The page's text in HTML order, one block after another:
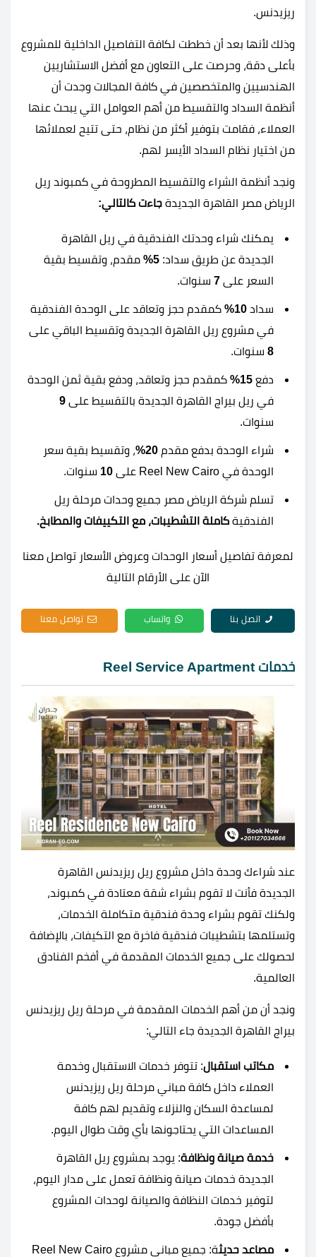
ريزيدنس.
وذلك لأنها بعد أن خططت لكافة التفاصيل الداخلية للمشروع
بأعلى دقة، وحرصت على التعاون مع أفضل الاستشاريين
الهندسيين والمتخصصين في كافة المجالات وجدت أن
أنظمة السداد والتقسيط من أهم العوامل التي يبحث عنها
العملاء، فقامت بتوفير أكثر من نظام، حتى تتيح لعملائها
من اختيار نظام السداد الأيسر لهم.
ونجد أنظمة الشراء والتقسيط المطروحة في كمبوند ريل
الرياض مصر القاهرة الجديدة جاءت كالتالي:
يمكنك شراء وحدتك الفندقية في ريل القاهرة
الجديدة عن طريق سداد: 5%
مقدم، وتقسيط بقية
السعر على 7 سنوات.
سداد 10%
كمقدم حجز وتعاقد على الوحدة الفندقية
في مشروع ريل القاهرة الجديدة وتقسيط الباقي على
8 سنوات.
دفع 15%
كمقدم حجز وتعاقد، ودفع بقية ثمن الوحدة
في ريل بيراج القاهرة الجديدة بالتقسيط على 9
سنوات.
شراء الوحدة بدفع مقدم 20%
، وتقسيط بقية سعر
الوحدة في Reel New Cairo على
10 سنوات.
تسلم شركة الرياض مصر جميع وحدات مرحلة ريل
الفندقية كاملة التشطيبات، مع التكييفات والمطابخ.
لمعرفة تفاصيل أسعار الوحدات وعروض الأسعار تواصل معنا
الآن على الأرقام التالية
اتصل بنا واتساب تواصل معنا
خدمات Reel Service Apartment
عند شراءك وحدة داخل مشروع ريل ريزيدنس القاهرة
الجديدة فأنت لا تقوم بشراء شقة معتادة في كمبوند،
ولكنك تقوم بشراء وحدة فندقية متكاملة الخدمات،
وتستلمها بتشطيبات فندقية فاخرة مع التكيفات، بالإضافة
لحصولك على جميع الخدمات المقدمة في أفخم الفنادق
العالمية.
ونجد أن من أهم الخدمات المقدمة في مرحلة ريل ريزيدنس
بيراج القاهرة الجديدة جاء التالي:
مكاتب استقبال: تتوفر خدمات الاستقبال وخدمة
العملاء داخل كافة مباني مرحلة ريل ريزيدنس
لمساعدة السكان والنزلاء وتقديم لهم كافة
المساعدات التي يحتاجونها بأي وقت طوال اليوم.
خدمة صيانة ونظافة: يوجد بمشروع ريل القاهرة
الجديدة خدمات صيانة ونظافة تعمل على مدار اليوم،
لتوفير خدمات النظافة والصيانة لوحدات المشروع
بأفضل جودة.
مصاعد حديث
ة: جميع مباني مشروع Reel New Cairo